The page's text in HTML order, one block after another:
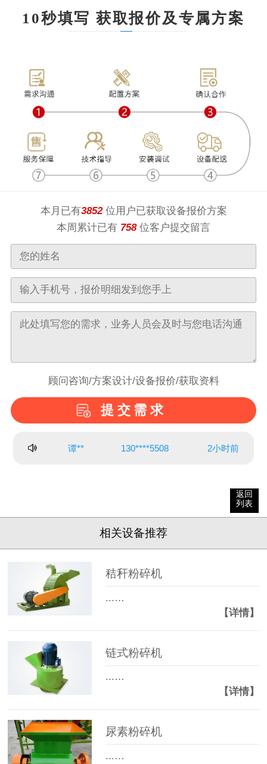
10秒填写 获取报价及专属方案
本月已有3852位用户已获取设备报价方案
本周累计已有 758位客户提交留言
顾问咨询/方案设计/设备报价/获取资料
提交需求
谭** 130****5508 2小时前
3小时前
胡** 139****9081 3小时前
荆** 139****1610
10分钟前
186****0088
137****2111
张** 151****3388 43分钟前
周**
返回
列表
相关设备推荐
秸秆粉碎机
...…
【详情】
链式粉碎机
...…
【详情】
尿素粉碎机
...…